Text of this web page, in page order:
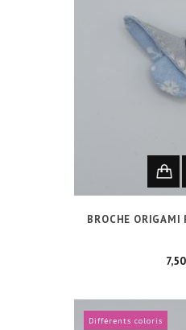
BROCHE
Différents coloris